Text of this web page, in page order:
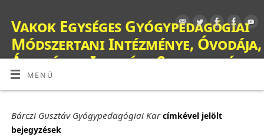
Vakok Egységes Gyógypedagógiai
Módszertani Intézménye, Óvodája,
Általános Iskolája, Szakiskolája,
Készségfejlesztő Iskolája, Fejlesztő
Nevelés-Oktatást Végző Iskolája,
Kollégiuma és Gyermekotthona
OM: 038428
MENÜ
Bárczi Gusztáv Gyógypedagógiai Karcímkével jelölt
bejegyzések